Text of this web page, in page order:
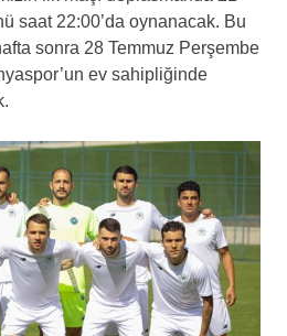
saat 22:00’da oynanacak. Bu
sonra 28 Temmuz Perşembe
ev sahipliğinde